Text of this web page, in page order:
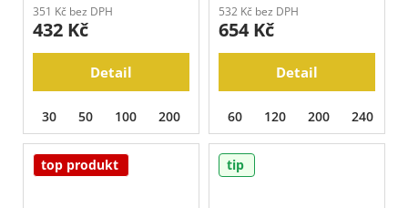
351 Kč bez DPH
432 Kč
Detail
30 50 100 200 800 1500 3000
532 Kč bez DPH
654 Kč
Detail
60 120 200 240
top produkt tip